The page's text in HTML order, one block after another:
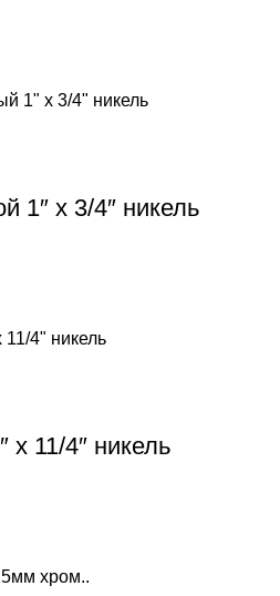
1″ х 3/4″ никель
11/4″ никель